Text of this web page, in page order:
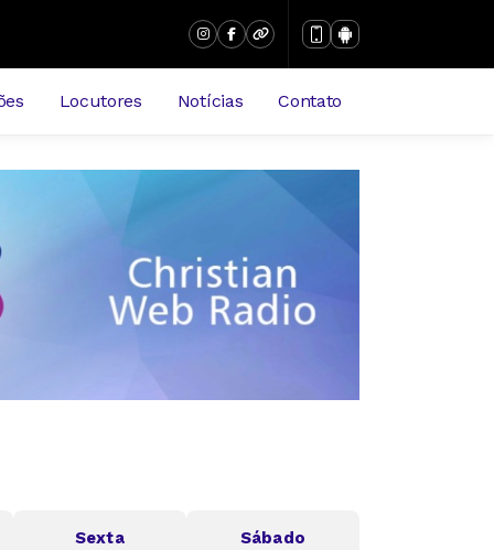
Locutores Notícias Contato
Sexta Sábado